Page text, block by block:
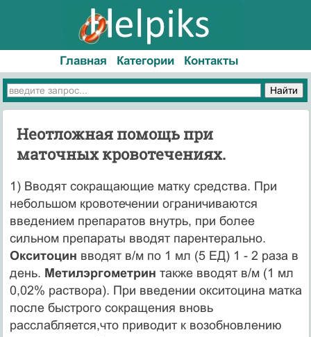
Главная Категории Контакты
Неотложная помощь при
маточных кровотечениях.
1) Вводят сокращающие матку средства. При
небольшом кровотечении ограничиваются
введением препаратов внутрь, при более
сильном препараты вводят парентерально.
Окситоцин вводят в/м по 1 мл (5 ЕД) 1 - 2 раза в
день. Метилэргометрин также вводят в/м (1 мл
0,02% раствора). При введении окситоцина матка
после быстрого сокращения вновь
расслабляется,что приводит к возобновлению